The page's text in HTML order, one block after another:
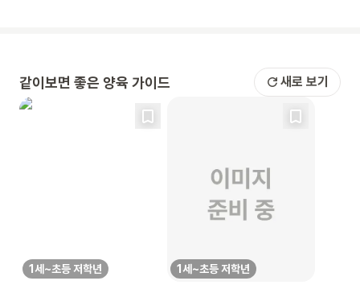
같이보면 좋은 양육 가이드 새로 보기
1세~초등 저학년 1세~초등 저학년